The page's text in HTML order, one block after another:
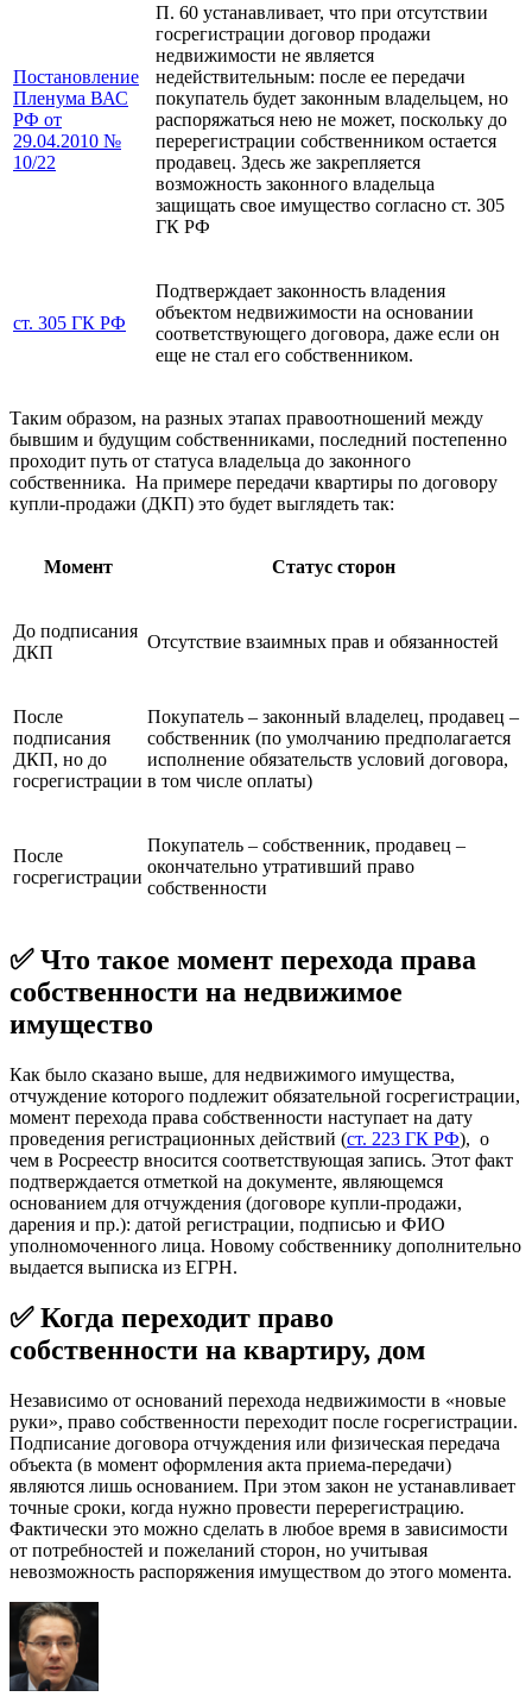
Постановление
Пленума ВАС
РФ от
29.04.2010 №
10/22
П. 60 устанавливает, что при отсутствии
госрегистрации договор продажи
недвижимости не является
недействительным: после ее передачи
покупатель будет законным владельцем, но
распоряжаться нею не может, поскольку до
перерегистрации собственником остается
продавец. Здесь же закрепляется
возможность законного владельца
защищать свое имущество согласно ст. 305
ГК РФ
ст. 305 ГК РФ
Подтверждает законность владения
объектом недвижимости на основании
соответствующего договора, даже если он
еще не стал его собственником.
Таким образом, на разных этапах правоотношений между
бывшим и будущим собственниками, последний постепенно
проходит путь от статуса владельца до законного
собственника. На примере передачи квартиры по договору
купли-продажи (ДКП) это будет выглядеть так:
Момент Статус сторон
До подписания
ДКП
Отсутствие взаимных прав и обязанностей
После
подписания
ДКП, но до
госрегистрации
Покупатель – законный владелец, продавец –
собственник (по умолчанию предполагается
исполнение обязательств условий договора,
в том числе оплаты)
После
госрегистрации
Покупатель – собственник, продавец –
окончательно утративший право
собственности
✅ Что такое момент перехода права
собственности на недвижимое
имущество
Как было сказано выше, для недвижимого имущества,
отчуждение которого подлежит обязательной госрегистрации,
момент перехода права собственности наступает на дату
проведения регистрационных действий (ст. 223 ГК РФ), о
чем в Росреестр вносится соответствующая запись. Этот факт
подтверждается отметкой на документе, являющемся
основанием для отчуждения (договоре купли-продажи,
дарения и пр.): датой регистрации, подписью и ФИО
уполномоченного лица. Новому собственнику дополнительно
выдается выписка из ЕГРН.
✅ Когда переходит право
собственности на квартиру, дом
Независимо от оснований перехода недвижимости в «новые
руки», право собственности переходит после госрегистрации.
Подписание договора отчуждения или физическая передача
объекта (в момент оформления акта приема-передачи)
являются лишь основанием. При этом закон не устанавливает
точные сроки, когда нужно провести перерегистрацию.
Фактически это можно сделать в любое время в зависимости
от потребностей и пожеланий сторон, но учитывая
невозможность распоряжения имуществом до этого момента.